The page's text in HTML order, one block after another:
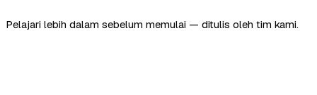
Pelajari lebih dalam sebelum memulai — ditulis oleh tim kami.